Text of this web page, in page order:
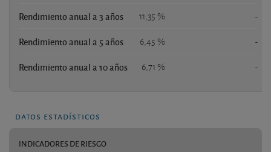
Rendimiento anual a 3 años 11,35 % -
Rendimiento anual a 5 años 6,45 % -
Rendimiento anual a 10 años 6,71 % -
datos estadísticos
INDICADORES DE RIESGO